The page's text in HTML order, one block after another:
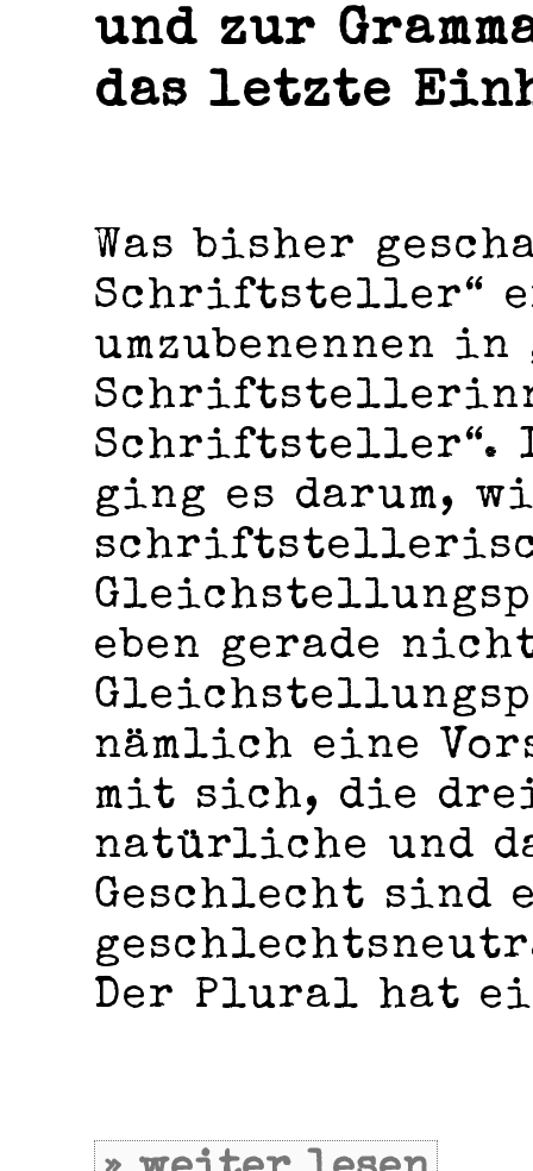
und zur
das letzte
Was bisher
Schriftsteller“
umzubenennen in
Schriftsteller“.
ging es darum,
eben gerade
nämlich eine
mit sich, die drei
natürliche und
Geschlecht sind
Der Plural hat